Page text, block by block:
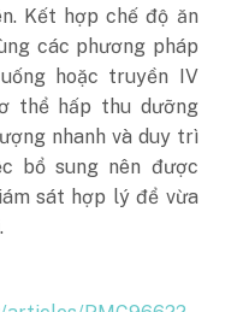
Kết hợp chế độ ăn
các phương pháp
hoặc truyền IV
thể hấp thu dưỡng
nhanh và duy trì
bổ sung nên được
sát hợp lý để vừa